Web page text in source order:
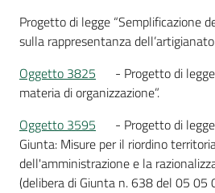
Progetto di legge “Semplificazione
sulla rappresentanza dell’artigianato
Oggetto 3825
- Progetto di
materia di organizzazione”.
Oggetto 3595
- Progetto di
Giunta: Misure per il riordino
dell'amministrazione e la
(delibera di Giunta n. 638 del 05 05